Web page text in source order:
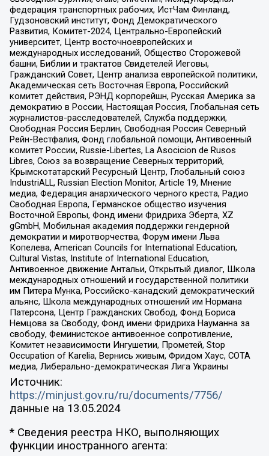
федерация транспортных рабочих, ИстЧам Финланд,
Гудзоновский институт, Фонд Демократического
Развития, Комитет-2024, Центрально-Европейский
университет, Центр восточноевропейских и
международных исследований, Общество Сторожевой
башни, Библии и трактатов Свидетелей Иеговы,
Гражданский Совет, Центр анализа европейской политики,
Академическая сеть Восточная Европа, Российский
комитет действия, РЭНД корпорейшн, Русская Америка за
демократию в России, Настоящая Россия, Глобальная сеть
журналистов-расследователей, Служба поддержки,
Свободная Россия Берлин, Свободная Россия Северный
Рейн-Вестфалия, Фонд глобальной помощи, Антивоенный
комитет России, Russie-Libertes, La Asocicion de Rusos
Libres, Союз за возвращение Северных территорий,
Крымскотатарский Ресурсный Центр, Глобальный союз
IndustriALL, Russian Election Monitor, Article 19, Мнение
медиа, Федерация анархического черного креста, Радио
Свободная Европа, Германское общество изучения
Восточной Европы, Фонд имени Фридриха Эберта, XZ
gGmbH, Мобильная академия поддержки гендерной
демократии и миротворчества, Форум имени Льва
Копелева, American Councils for International Education,
Cultural Vistas, Institute of International Education,
Антивоенное движение Антальи, Открытый диалог, Школа
международных отношений и государственной политики
им Питера Мунка, Российско-канадский демократический
альянс, Школа международных отношений им Нормана
Патерсона, Центр Гражданских Свобод, Фонд Бориса
Немцова за Свободу, Фонд имени Фридриха Науманна за
свободу, Феминистское антивоенное сопротивление,
Комитет независимости Ингушетии, Прометей, Stop
Occupation of Karelia, Вернись живым, Фридом Хаус, СОТА
медиа, Либерально-демократическая Лига Украины
Источник:
https://minjust.gov.ru/ru/documents/7756/
данные на 13.05.2024
* Сведения реестра НКО, выполняющих
функции иностранного агента: